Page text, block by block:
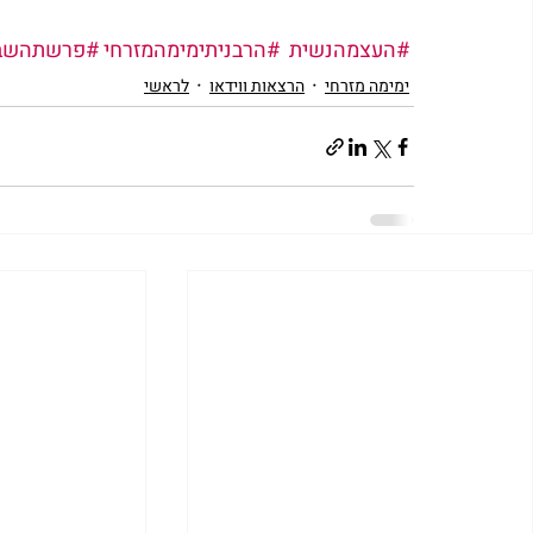
#העצמהנשית #הרבניתימימהמזרחי
ימימה מזרחי הרצאות ווידאו לראשי